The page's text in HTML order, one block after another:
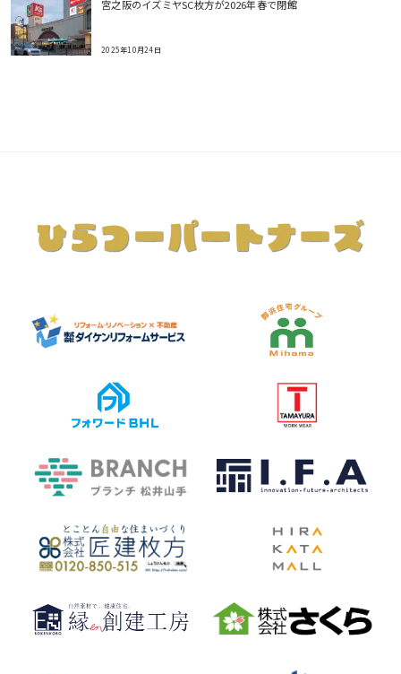
宮之阪のイズミヤSC枚方が2026年春で閉館
2025年10月24日